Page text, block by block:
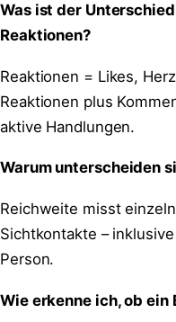
Was ist der
Reaktionen?
Reaktionen = Likes,
Reaktionen plus
aktive Handlungen.
Warum unterscheiden
Reichweite misst
Sichtkontakte –
Person.
Wie erkenne ich, ob